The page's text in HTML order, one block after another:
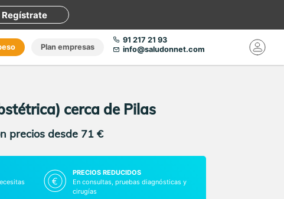
Regístrate
Plan empresas
91 217 21 93
info@saludonnet.com
cerca de Pilas
precios desde 71 €
PRECIOS REDUCIDOS
En consultas, pruebas diagnósticas y
cirugías